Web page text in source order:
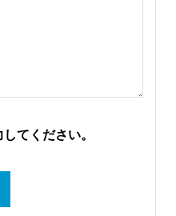
てください。